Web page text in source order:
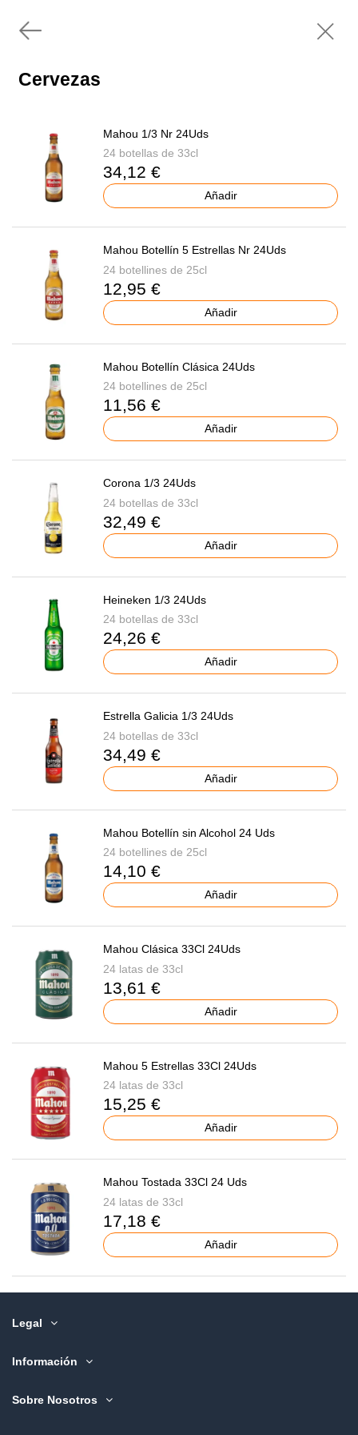
Cervezas
Mahou 1/3 Nr 24Uds
24 botellas de 33cl
34,12 €
Añadir
Mahou Botellín 5 Estrellas Nr 24Uds
24 botellines de 25cl
12,95 €
Añadir
Mahou Botellín Clásica 24Uds
24 botellines de 25cl
11,56 €
Añadir
Corona 1/3 24Uds
24 botellas de 33cl
32,49 €
Añadir
Heineken 1/3 24Uds
24 botellas de 33cl
24,26 €
Añadir
Estrella Galicia 1/3 24Uds
24 botellas de 33cl
34,49 €
Añadir
Mahou Botellín sin Alcohol 24 Uds
24 botellines de 25cl
14,10 €
Añadir
Mahou Clásica 33Cl 24Uds
24 latas de 33cl
13,61 €
Añadir
Mahou 5 Estrellas 33Cl 24Uds
24 latas de 33cl
15,25 €
Añadir
Mahou Tostada 33Cl 24 Uds
24 latas de 33cl
17,18 €
Añadir
Legal
Información
Sobre Nosotros